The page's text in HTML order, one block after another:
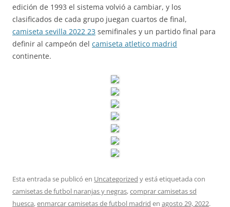
edición de 1993 el sistema volvió a cambiar, y los
clasificados de cada grupo juegan cuartos de final,
camiseta sevilla 2022 23 semifinales y un partido final para
definir al campeón del camiseta atletico madrid
continente.
Esta entrada se publicó en Uncategorized y está etiquetada con
camisetas de futbol naranjas y negras,comprar camisetas sd
huesca,enmarcar camisetas de futbol madrid en agosto 29, 2022.